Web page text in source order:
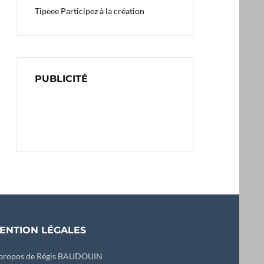
Tipeee Participez à la création
PUBLICITÉ
LÉGALES
de Régis BAUDOUIN